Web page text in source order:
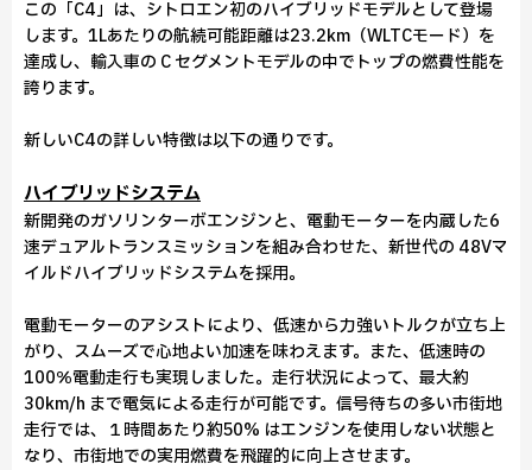
この「C4」は、シトロエン初のハイブリッドモデルとして登場
します。1Lあたりの航続可能距離は23.2km（WLTCモード）を
達成し、輸入車の C セグメントモデルの中でトップの燃費性能を
誇ります。
新しいC4の詳しい特徴は以下の通りです。
ハイブリッドシステム
新開発のガソリンターボエンジンと、電動モーターを内蔵した6
速デュアルトランスミッションを組み合わせた、新世代の 48Vマ
イルドハイブリッドシステムを採用。
電動モーターのアシストにより、低速から力強いトルクが立ち上
がり、スムーズで心地よい加速を味わえます。また、低速時の
100％電動走行も実現しました。走行状況によって、最大約
30km/h まで電気による走行が可能です。信号待ちの多い市街地
走行では、１時間あたり約50% はエンジンを使用しない状態と
なり、市街地での実用燃費を飛躍的に向上させます。